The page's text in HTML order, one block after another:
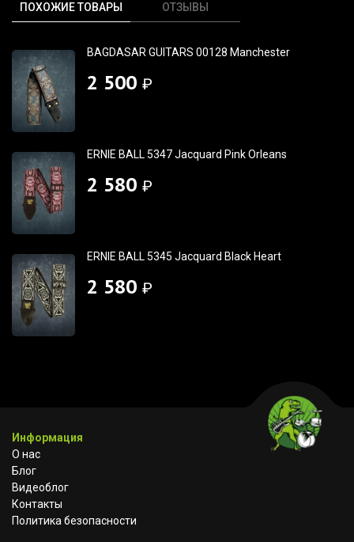
ПОХОЖИЕ ТОВАРЫ ОТЗЫВЫ
BAGDASAR GUITARS 00128 Manchester
2 500 ₽
ERNIE BALL 5347 Jacquard Pink Orleans
2 580 ₽
ERNIE BALL 5345 Jacquard Black Heart
2 580 ₽
Информация
О нас
Блог
Видеоблог
Контакты
Политика безопасности